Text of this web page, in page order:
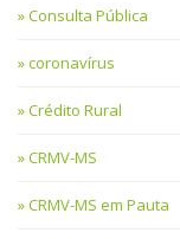
Consulta Pública
coronavírus
Crédito Rural
CRMV-MS
CRMV-MS em Pauta